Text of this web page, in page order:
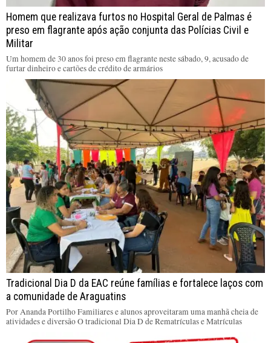
Homem que realizava furtos no Hospital Geral de Palmas é
preso em flagrante após ação conjunta das Polícias Civil e
Militar
Um homem de 30 anos foi preso em flagrante neste sábado, 9, acusado de
furtar dinheiro e cartões de crédito de armários
Tradicional Dia D da EAC reúne famílias e fortalece laços com
a comunidade de Araguatins
Por Ananda Portilho Familiares e alunos aproveitaram uma manhã cheia de
atividades e diversão O tradicional Dia D de Rematrículas e Matrículas